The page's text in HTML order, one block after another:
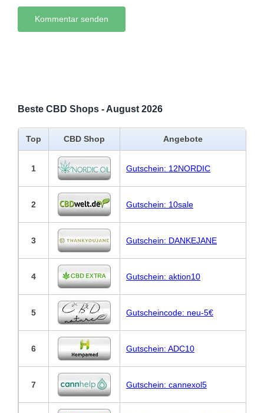
Beste CBD Shops - August 2026
Top CBD Shop Angebote
1 Gutschein: 12NORDIC
2 Gutschein: 10sale
3 Gutschein: DANKEJANE
4 Gutschein: aktion10
5 Gutscheincode: neu-5€
6 Gutschein: ADC10
7 Gutschein: cannexol5